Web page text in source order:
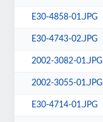
E30-4858-01.JPG
E30-4743-02.JPG
2002-3082-01.JPG
2002-3055-01.JPG
E30-4714-01.JPG